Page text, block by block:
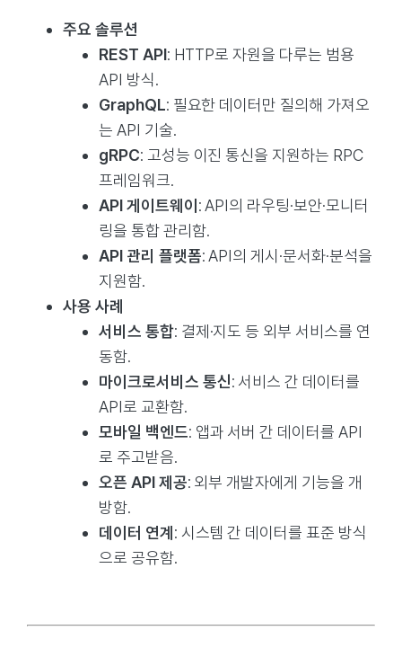
주요 솔루션
REST API: HTTP로 자원을 다루는 범용
API 방식.
GraphQL: 필요한 데이터만 질의해 가져오
는 API 기술.
gRPC: 고성능 이진 통신을 지원하는 RPC
프레임워크.
API 게이트웨이 : API의 라우팅·보안·모니터
링을 통합 관리함.
API 관리 플랫폼: API의 게시·문서화·분석을
지원함.
사용 사례
서비스 통합: 결제·지도 등 외부 서비스를 연
동함.
마이크로서비스 통신: 서비스 간 데이터를
API로 교환함.
모바일 백엔드: 앱과 서버 간 데이터를 API
로 주고받음.
오픈 API 제공: 외부 개발자에게 기능을 개
방함.
데이터 연계 : 시스템 간 데이터를 표준 방식
으로 공유함.